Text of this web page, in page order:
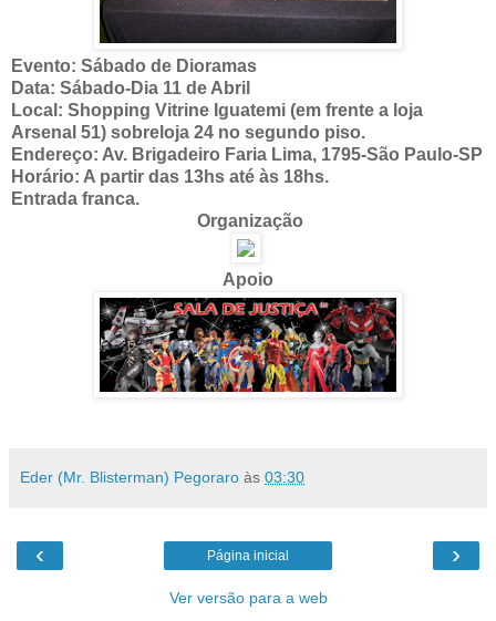
Evento: Sábado de Dioramas
Data: Sábado-Dia 11 de Abril
Local: Shopping Vitrine Iguatemi (em frente a loja
Arsenal 51) sobreloja 24 no segundo piso.
Endereço: Av. Brigadeiro Faria Lima, 1795-São Paulo-SP
Horário: A partir das 13hs até às 18hs.
Entrada franca.
Organização
Apoio
Eder (Mr. Blisterman) Pegoraro às 03:30
‹ ›
Página inicial
Ver versão para a web